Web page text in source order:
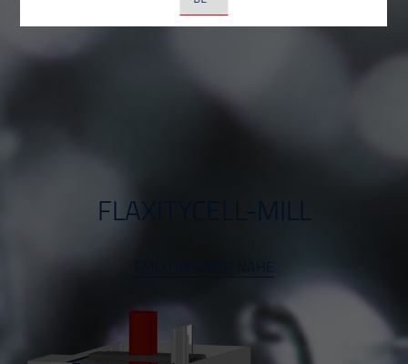
FLAXITYCELL-MILL
LinkedIn Ireland Unlimited Company, Irland